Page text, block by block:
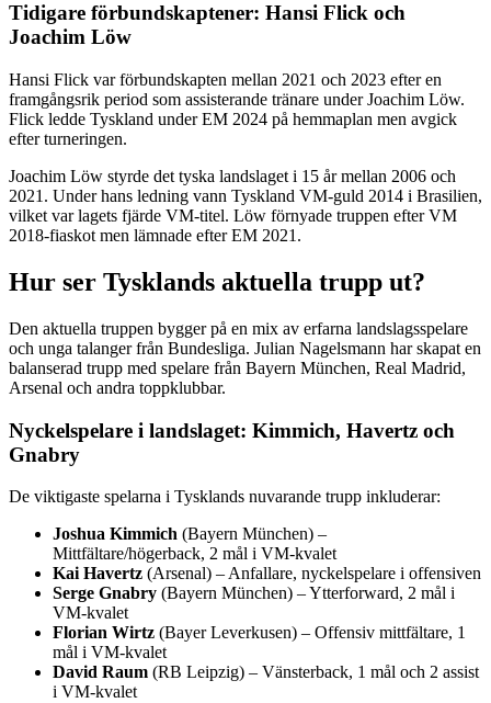
Tidigare förbundskaptener: Hansi Flick och
Joachim Löw
Hansi Flick var förbundskapten mellan 2021 och 2023 efter en
framgångsrik period som assisterande tränare under Joachim Löw.
Flick ledde Tyskland under EM 2024 på hemmaplan men avgick
efter turneringen.
Joachim Löw styrde det tyska landslaget i 15 år mellan 2006 och
2021. Under hans ledning vann Tyskland VM-guld 2014 i Brasilien,
vilket var lagets fjärde VM-titel. Löw förnyade truppen efter VM
2018-fiaskot men lämnade efter EM 2021.
Hur ser Tysklands aktuella trupp ut?
Den aktuella truppen bygger på en mix av erfarna landslagsspelare
och unga talanger från Bundesliga. Julian Nagelsmann har skapat en
balanserad trupp med spelare från Bayern München, Real Madrid,
Arsenal och andra toppklubbar.
Nyckelspelare i landslaget: Kimmich, Havertz och
Gnabry
De viktigaste spelarna i Tysklands nuvarande trupp inkluderar:
Joshua Kimmich (Bayern München) –
Mittfältare/högerback, 2 mål i VM-kvalet
Kai Havertz (Arsenal) – Anfallare, nyckelspelare i offensiven
Serge Gnabry (Bayern München) – Ytterforward, 2 mål i
VM-kvalet
Florian Wirtz (Bayer Leverkusen) – Offensiv mittfältare, 1
mål i VM-kvalet
David Raum (RB Leipzig) – Vänsterback, 1 mål och 2 assist
i VM-kvalet